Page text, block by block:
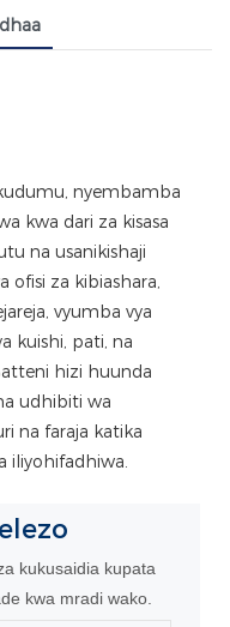
nyembamba
kwa dari za kisasa
na usanikishaji
ofisi za kibiashara,
vyumba vya
kuishi, pati, na
hizi huunda
udhibiti wa
na faraja katika
iliyohifadhiwa.
kukusaidia kupata
kwa mradi wako.